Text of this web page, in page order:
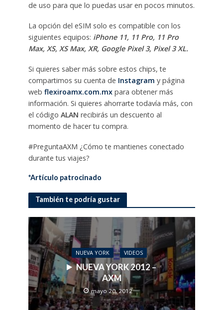
de uso para que lo puedas usar en pocos minutos.
La opción del eSIM solo es compatible con los
siguientes equipos: iPhone 11, 11 Pro, 11 Pro
Max, XS, XS Max, XR, Google Pixel 3, Pixel 3 XL.
Si quieres saber más sobre estos chips, te
compartimos su cuenta de Instagram y página
web flexiroamx.com.mx para obtener más
información. Si quieres ahorrarte todavía más, con
el código ALAN recibirás un descuento al
momento de hacer tu compra.
#PreguntaAXM ¿Cómo te mantienes conectado
durante tus viajes?
*Artículo patrocinado
También te podría gustar
NUEVA YORK VIDEOS
NUEVA YORK 2012 –
AXM
mayo 20, 2012